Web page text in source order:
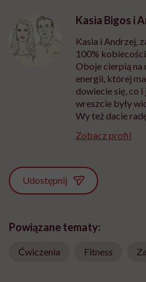
Kasia Bigos i
Kasia i Andrzej,
100%
Oboje cierpią na
energii, której
dowiecie się, co
wreszcie były
Wy też dacie
Zobacz profil
Udostępnij
Powiązane tematy:
Ćwiczenia Fitness